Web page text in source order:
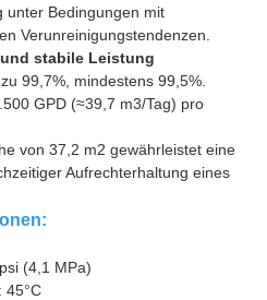
unter Bedingungen mit
Verunreinigungstendenzen.
stabile Leistung
99,7%, mindestens 99,5%.
GPD (≈39,7 m3/Tag) pro
von 37,2 m2 gewährleistet eine
Aufrechterhaltung eines
(4,1 MPa)
45°C